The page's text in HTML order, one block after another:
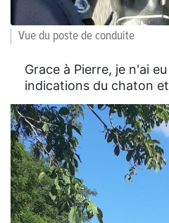
Vue du poste de conduite
Grace à Pierre, je n'ai
indications du chaton